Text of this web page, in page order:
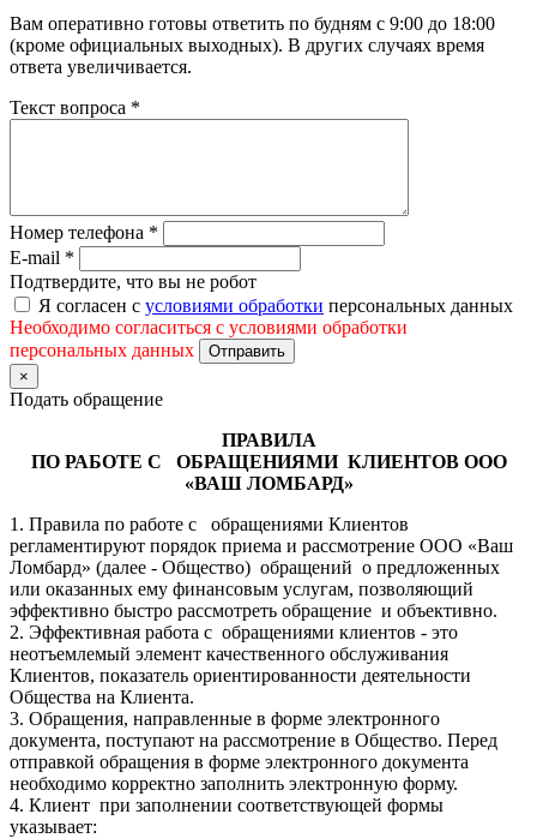
Вам оперативно готовы ответить по будням с 9:00 до 18:00
(кроме официальных выходных). В других случаях время
ответа увеличивается.
Текст вопроса *
Номер телефона *
E-mail *
Подтвердите, что вы не робот
Я согласен с условиями обработки персональных данных
Необходимо согласиться с условиями обработки
персональных данных
Отправить
×
Подать обращение
ПРАВИЛА
ПО РАБОТЕ С ОБРАЩЕНИЯМИ КЛИЕНТОВ ООО
«ВАШ ЛОМБАРД»
1. Правила по работе с обращениями Клиентов
регламентируют порядок приема и рассмотрение ООО «Ваш
Ломбард» (далее - Общество) обращений о предложенных
или оказанных ему финансовым услугам, позволяющий
эффективно быстро рассмотреть обращение и объективно.
2. Эффективная работа с обращениями клиентов - это
неотъемлемый элемент качественного обслуживания
Клиентов, показатель ориентированности деятельности
Общества на Клиента.
3. Обращения, направленные в форме электронного
документа, поступают на рассмотрение в Общество. Перед
отправкой обращения в форме электронного документа
необходимо корректно заполнить электронную форму.
4. Клиент при заполнении соответствующей формы
указывает: